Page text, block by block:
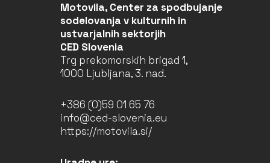
Motovila, Center za spodbujanje
sodelovanja v kulturnih in
ustvarjalnih sektorjih
CED Slovenia
Trg prekomorskih brigad 1,
1000 Ljubljana, 3. nad.
+386 (0)59 01 65 76
info@ced-slovenia.eu
https://motovila.si/